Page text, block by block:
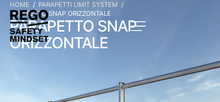
HOME
PARAPETTI LIMIT SYSTEM
PARAPETTO SNAP ORIZZONTALE
PARAPETTO SNAP
ORIZZONTALE